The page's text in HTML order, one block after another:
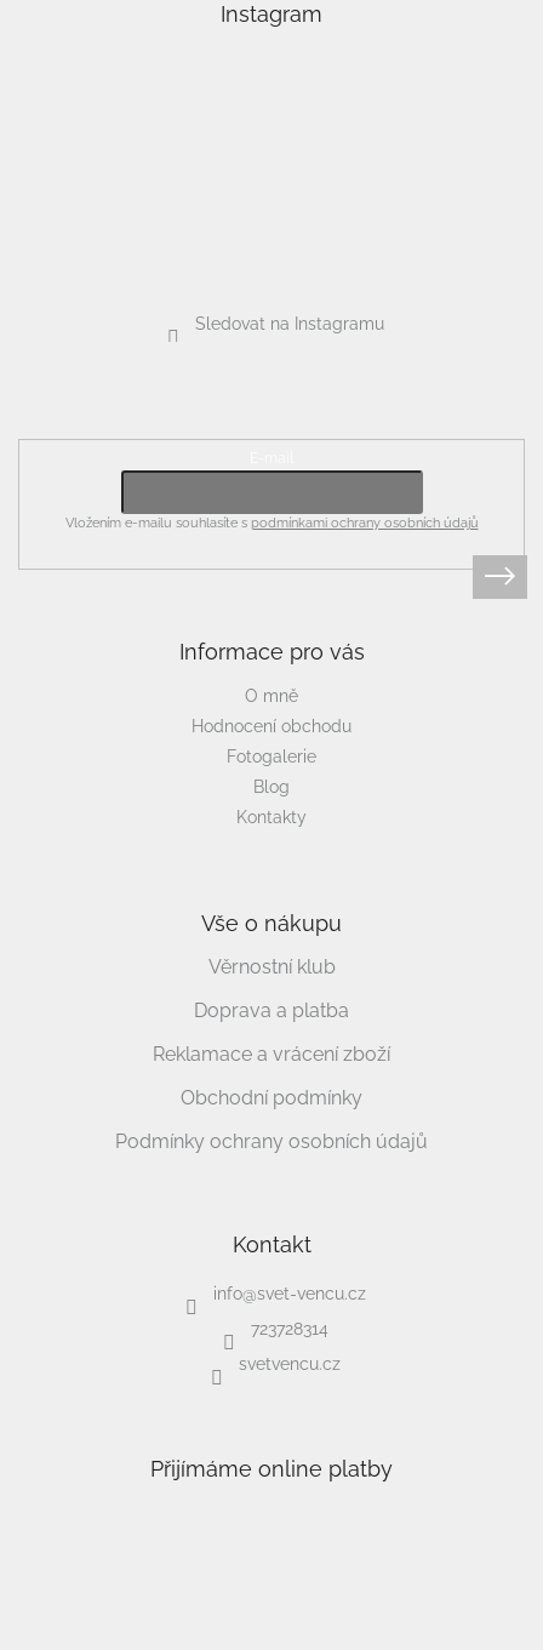
Instagram
Sledovat na Instagramu
Vložením e-mailu souhlasíte s podmínkami ochrany osobních údajů
Informace pro vás
O mně
Hodnocení obchodu
Fotogalerie
Blog
Kontakty
Vše o nákupu
Věrnostní klub
Doprava a platba
Reklamace a vrácení zboží
Obchodní podmínky
Podmínky ochrany osobních údajů
Kontakt
info@svet-vencu.cz
723728314
svetvencu.cz
Přijímáme online platby